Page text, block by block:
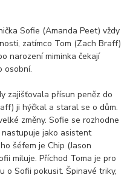
Sofie (Amanda Peet) vždy
zatímco Tom (Zach Braff)
narození miminka čekají
osobní.
zajišťovala přísun peněz do
ji hýčkal a staral se o dům.
změny. Sofie se rozhodne
jako asistent
šéfem je Chip (Jason
miluje. Příchod Toma je pro
o Sofii pokusit. Špinavé triky,